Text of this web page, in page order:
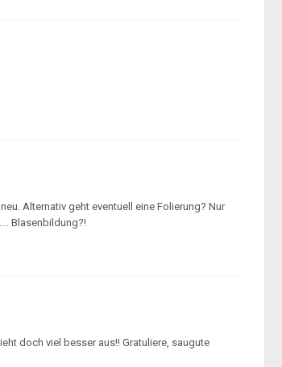
Alternativ geht eventuell eine Folierung? Nur
Blasenbildung?!
doch viel besser aus!! Gratuliere, saugute